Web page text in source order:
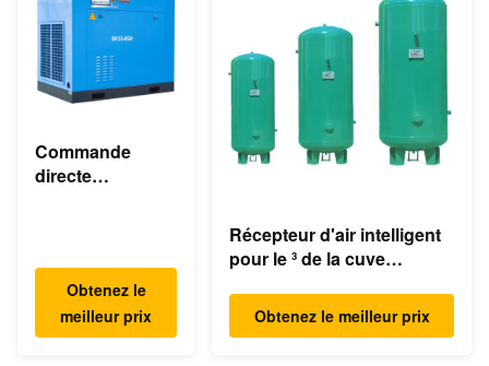
Commande
directe
d'air de vis de
55KW 75HP 8bar
350cfm
Obtenez le
meilleur prix
Récepteur d'air intelligent
pour le ³ de la cuve
compresseur/compresseur
d'air 1.0m
Obtenez le meilleur prix